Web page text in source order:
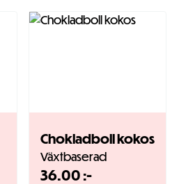
Chokladboll kokos
Växtbaserad
36.00 :-